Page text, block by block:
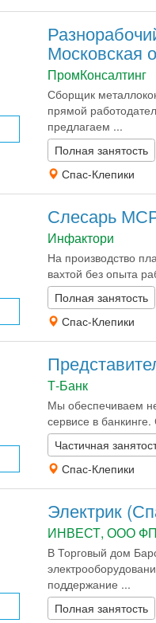
Московская
ПромКонсалтинг
Сборщик
прямой
предлагаем ...
Полная занятость
Спас-Клепики
Слесарь
Инфактори
На производство
вахтой без опыта
Полная занятость
Спас-Клепики
Т-Банк
Мы обеспечиваем
сервисе в
Частичная
Спас-Клепики
Электрик
ИНВЕСТ, ООО
В Торговый дом
поддержание ...
Полная занятость